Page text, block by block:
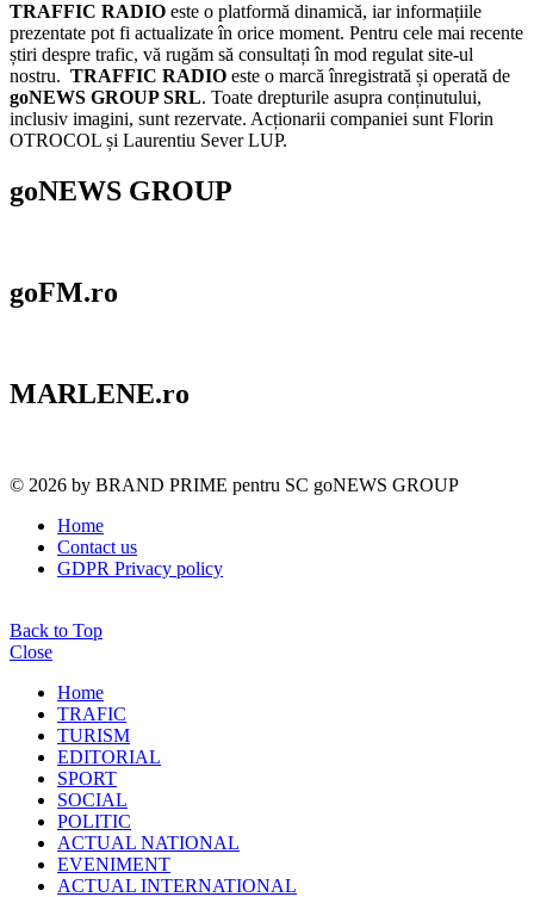
TRAFFIC RADIO este o platformă dinamică, iar informațiile
prezentate pot fi actualizate în orice moment. Pentru cele mai recente
știri despre trafic, vă rugăm să consultați în mod regulat site-ul
nostru. TRAFFIC RADIO este o marcă înregistrată și operată de
goNEWS GROUP SRL. Toate drepturile asupra conținutului,
inclusiv imagini, sunt rezervate. Acționarii companiei sunt Florin
OTROCOL și Laurentiu Sever LUP.
goNEWS GROUP
goFM.ro
MARLENE.ro
© 2026 by BRAND PRIME pentru SC goNEWS GROUP
Home
Contact us
GDPR Privacy policy
Back to Top
Close
Home
TRAFIC
TURISM
EDITORIAL
SPORT
SOCIAL
POLITIC
ACTUAL NATIONAL
EVENIMENT
ACTUAL INTERNATIONAL